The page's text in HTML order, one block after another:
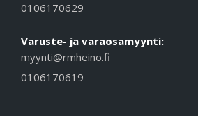
0106170629
Varuste- ja varaosamyynti:
myynti@rmheino.fi
0106170619